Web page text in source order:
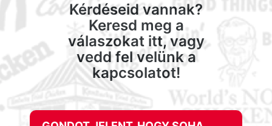
Kérdéseid vannak?
Keresd meg a
válaszokat itt, vagy
vedd fel velünk a
kapcsolatot!